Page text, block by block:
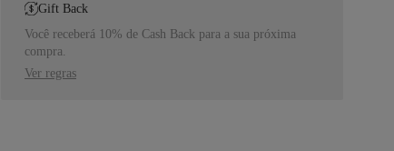
Gift Back
Você receberá 10% de Cash Back para a sua próxima
compra.
Ver regras